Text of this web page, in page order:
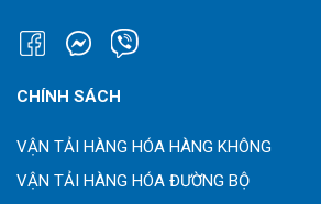
CHÍNH SÁCH
VẬN TẢI HÀNG HÓA HÀNG KHÔNG
VẬN TẢI HÀNG HÓA ĐƯỜNG BỘ